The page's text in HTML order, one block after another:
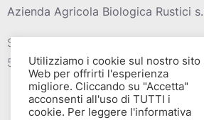
Azienda Agricola Biologica Rustici
Strada vic. Della barca del grazi, 4
58015 – Albinia (GR)
Utilizziamo i cookie sul nostro sito
Web per offrirti l'esperienza
migliore. Cliccando su "Accetta"
acconsenti all'uso di TUTTI i
cookie. Per leggere l'informativa